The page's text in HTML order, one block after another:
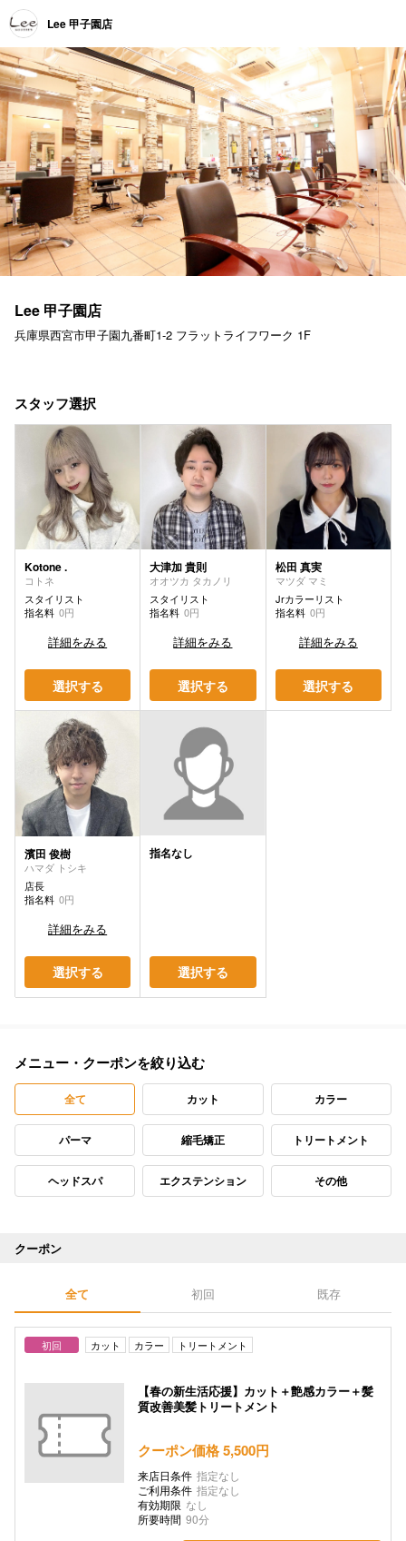
Lee 甲子園店
Lee 甲子園店
兵庫県西宮市甲子園九番町1-2 フラットライフワーク 1F
スタッフ選択
Kotone .
コトネ
スタイリスト
指名料 0円
詳細をみる
選択する
大津加 貴則
オオツカ タカノリ
スタイリスト
指名料 0円
詳細をみる
選択する
松田 真実
マツダ マミ
Jrカラーリスト
指名料 0円
詳細をみる
選択する
濱田 俊樹
ハマダ トシキ
店長
指名料 0円
詳細をみる
選択する
指名なし
選択する
メニュー・クーポンを絞り込む
全て カット カラー
パーマ 縮毛矯正 トリートメント
ヘッドスパ エクステンション その他
クーポン
全て 初回 既存
初回 カット カラー トリートメント
【春の新生活応援】カット＋艶感カラー＋髪
質改善美髪トリートメント
クーポン価格 5,500円
来店日条件 指定なし
ご利用条件 指定なし
有効期限 なし
所要時間 90分